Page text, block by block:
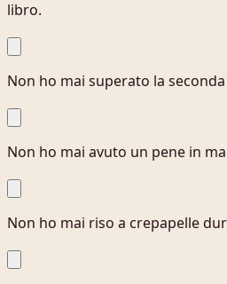
libro.
Non ho mai superato la seconda
Non ho mai avuto un pene in
Non ho mai riso a crepapelle